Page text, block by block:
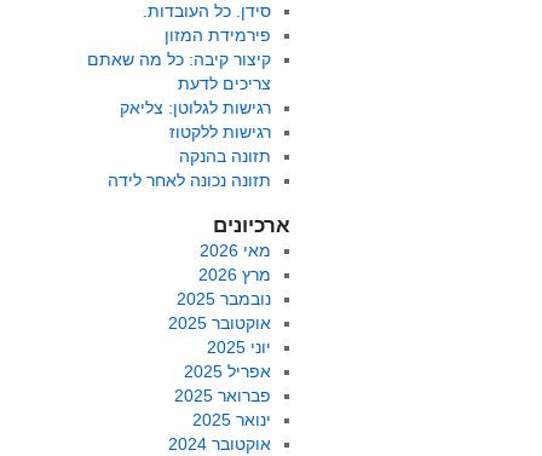
סידן. כל העובדות.
פירמידת המזון
קיצור קיבה: כל מה שאתם
צריכים לדעת
רגישות לגלוטן: צליאק
רגישות ללקטוז
תזונה בהנקה
תזונה נכונה לאחר לידה
ארכיונים
מאי 2026
מרץ 2026
נובמבר 2025
אוקטובר 2025
יוני 2025
אפריל 2025
פברואר 2025
ינואר 2025
אוקטובר 2024